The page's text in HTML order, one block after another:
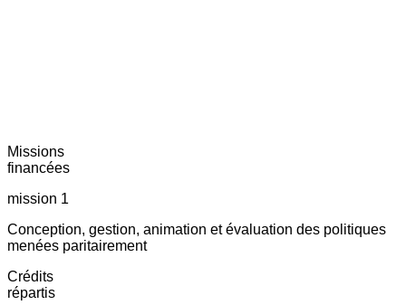
Missions
financées
mission 1
Conception, gestion, animation et évaluation des politiques
menées paritairement
Crédits
répartis